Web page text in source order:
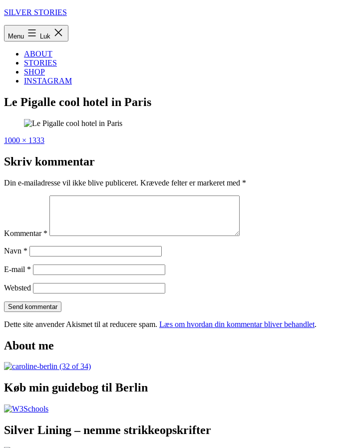
Fortsæt
SILVER STORIES
Menu Luk
ABOUT
STORIES
SHOP
INSTAGRAM
Le Pigalle cool hotel in Paris
Udgivet
Le
Pigalle:
hippest
Fuld
1000 × 1333
Skriv kommentar
Din e-mailadresse vil ikke blive publiceret. Krævede felter er markeret med *
Kommentar *
Navn *
E-mail *
Websted
Dette site anvender Akismet til at reducere spam. Læs om hvordan din kommentar bliver behandlet.
About me
Køb min guidebog til Berlin
Silver Lining – nemme strikkeopskrifter